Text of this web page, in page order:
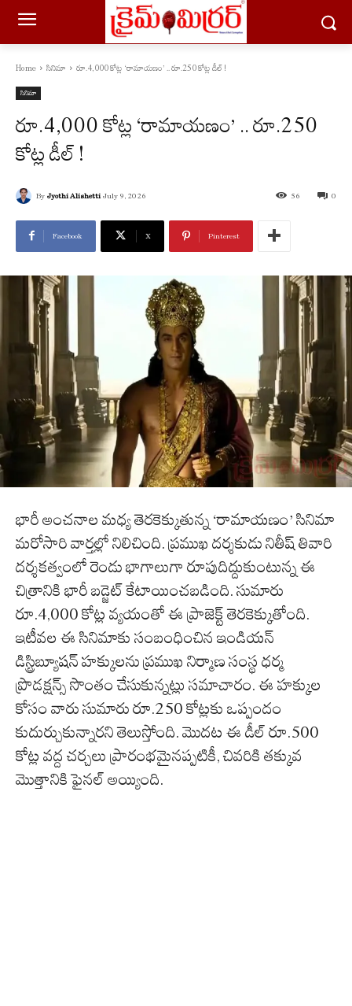
Home సినిమా రూ.4,000 కోట్ల ‘రామాయణం’ .. రూ.250 కోట్ల డీల్ !
సినిమా
రూ.4,000 కోట్ల ‘రామాయణం’ .. రూ.250
కోట్ల డీల్ !
By Jyothi Alishetti July 9, 2026 0
56
Facebook X Pinterest
భారీ అంచనాల మధ్య తెరకెక్కుతున్న ‘రామాయణం’ సినిమా
మరోసారి వార్తల్లో నిలిచింది. ప్రముఖ దర్శకుడు నితీష్ తివారి
దర్శకత్వంలో రెండు భాగాలుగా రూపుదిద్దుకుంటున్న ఈ
చిత్రానికి భారీ బడ్జెట్ కేటాయించబడింది. సుమారు
రూ.4,000 కోట్ల వ్యయంతో ఈ ప్రాజెక్ట్ తెరకెక్కుతోంది.
ఇటీవల ఈ సినిమాకు సంబంధించిన ఇండియన్
డిస్ట్రిబ్యూషన్ హక్కులను ప్రముఖ నిర్మాణ సంస్థ ధర్మ
ప్రొడక్షన్స్ సొంతం చేసుకున్నట్లు సమాచారం. ఈ హక్కుల
కోసం వారు సుమారు రూ.250 కోట్లకు ఒప్పందం
కుదుర్చుకున్నారని తెలుస్తోంది. మొదట ఈ డీల్ రూ.500
కోట్ల వద్ద చర్చలు ప్రారంభమైనప్పటికీ, చివరికి తక్కువ
మొత్తానికి ఫైనల్ అయ్యింది.